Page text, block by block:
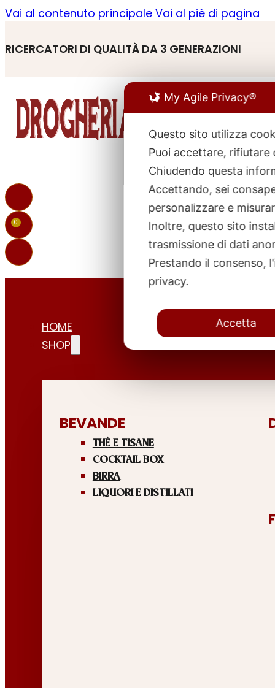
Vai al contenuto principale Vai al piè di pagina
RICERCATORI DI QUALITÀ DA 3 GENERAZIONI
0
HOME
SHOP
BEVANDE
THÈ E TISANE
COCKTAIL BOX
BIRRA
LIQUORI E DISTILLATI
My Agile Privacy®
Questo sito utilizza
Puoi accettare, rifiutare
Chiudendo questa
Accettando, sei
personalizzare e
Inoltre, questo sito
trasmissione di dati
Prestando il consenso,
privacy.
Accetta